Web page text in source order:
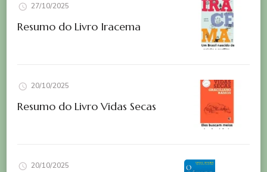
27/10/2025
Resumo do Livro Iracema
20/10/2025
Resumo do Livro Vidas Secas
20/10/2025